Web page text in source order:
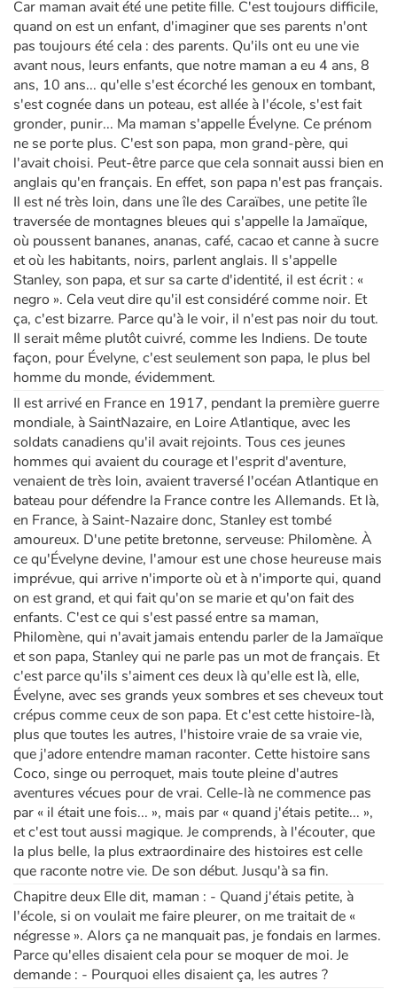
Car maman avait été une petite fille. C'est toujours difficile,
quand on est un enfant, d'imaginer que ses parents n'ont
pas toujours été cela : des parents. Qu'ils ont eu une vie
avant nous, leurs enfants, que notre maman a eu 4 ans, 8
ans, 10 ans... qu'elle s'est écorché les genoux en tombant,
s'est cognée dans un poteau, est allée à l'école, s'est fait
gronder, punir... Ma maman s'appelle Évelyne. Ce prénom
ne se porte plus. C'est son papa, mon grand-père, qui
l'avait choisi. Peut-être parce que cela sonnait aussi bien en
anglais qu'en français. En effet, son papa n'est pas français.
Il est né très loin, dans une île des Caraïbes, une petite île
traversée de montagnes bleues qui s'appelle la Jamaïque,
où poussent bananes, ananas, café, cacao et canne à sucre
et où les habitants, noirs, parlent anglais. Il s'appelle
Stanley, son papa, et sur sa carte d'identité, il est écrit : «
negro ». Cela veut dire qu'il est considéré comme noir. Et
ça, c'est bizarre. Parce qu'à le voir, il n'est pas noir du tout.
Il serait même plutôt cuivré, comme les Indiens. De toute
façon, pour Évelyne, c'est seulement son papa, le plus bel
homme du monde, évidemment.
Il est arrivé en France en 1917, pendant la première guerre
mondiale, à Saint­Nazaire, en Loire Atlantique, avec les
soldats canadiens qu'il avait rejoints. Tous ces jeunes
hommes qui avaient du courage et l'esprit d'aventure,
venaient de très loin, avaient traversé l'océan Atlantique en
bateau pour défendre la France contre les Allemands. Et là,
en France, à Saint-Nazaire donc, Stanley est tombé
amoureux. D'une petite bretonne, serveuse: Philomène. À
ce qu'Évelyne devine, l'amour est une chose heureuse mais
imprévue, qui arrive n'importe où et à n'importe qui, quand
on est grand, et qui fait qu'on se marie et qu'on fait des
enfants. C'est ce qui s'est passé entre sa maman,
Philomène, qui n'avait jamais entendu parler de la Jamaïque
et son papa, Stanley qui ne parle pas un mot de français. Et
c'est parce qu'ils s'aiment ces deux là qu'elle est là, elle,
Évelyne, avec ses grands yeux sombres et ses cheveux tout
crépus comme ceux de son papa. Et c'est cette histoire-là,
plus que toutes les autres, l'histoire vraie de sa vraie vie,
que j'adore entendre maman raconter. Cette histoire sans
Coco, singe ou perroquet, mais toute pleine d'autres
aventures vécues pour de vrai. Celle-là ne commence pas
par « il était une fois... », mais par « quand j'étais petite... »,
et c'est tout aussi magique. Je comprends, à l'écouter, que
la plus belle, la plus extraordinaire des histoires est celle
que raconte notre vie. De son début. Jusqu'à sa fin.
Chapitre deux Elle dit, maman : - Quand j'étais petite, à
l'école, si on voulait me faire pleurer, on me traitait de «
négresse ». Alors ça ne manquait pas, je fondais en larmes.
Parce qu'elles disaient cela pour se moquer de moi. Je
demande : - Pourquoi elles disaient ça, les autres ?